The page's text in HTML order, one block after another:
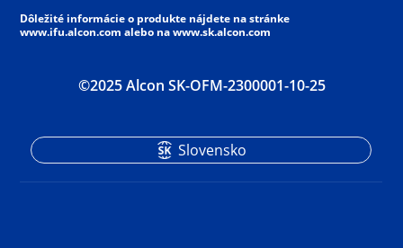
Dôležité informácie o produkte nájdete na stránke
www.ifu.alcon.com alebo na www.sk.alcon.com
©2025 Alcon SK-OFM-2300001-10-25
Slovensko